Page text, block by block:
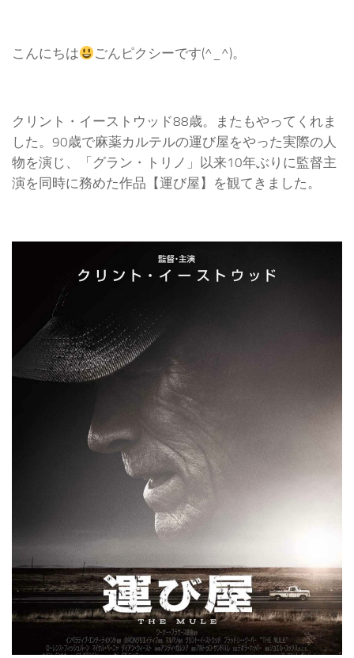
こんにちは ごんピクシーです(^_^)。
クリント・イーストウッド88歳。またもやってくれま
した。90歳で麻薬カルテルの運び屋をやった実際の人
物を演じ、「グラン・トリノ」以来10年ぶりに監督主
演を同時に務めた作品【運び屋】を観てきました。